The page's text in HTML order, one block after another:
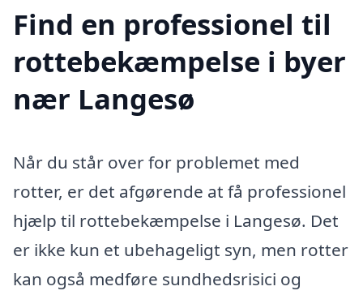
Find en professionel til
rottebekæmpelse i byer
nær Langesø
Når du står over for problemet med
rotter, er det afgørende at få professionel
hjælp til rottebekæmpelse i Langesø. Det
er ikke kun et ubehageligt syn, men rotter
kan også medføre sundhedsrisici og